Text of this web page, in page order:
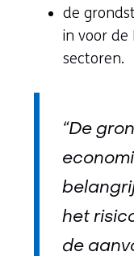
de
in voor de
sectoren.
“De
het
de